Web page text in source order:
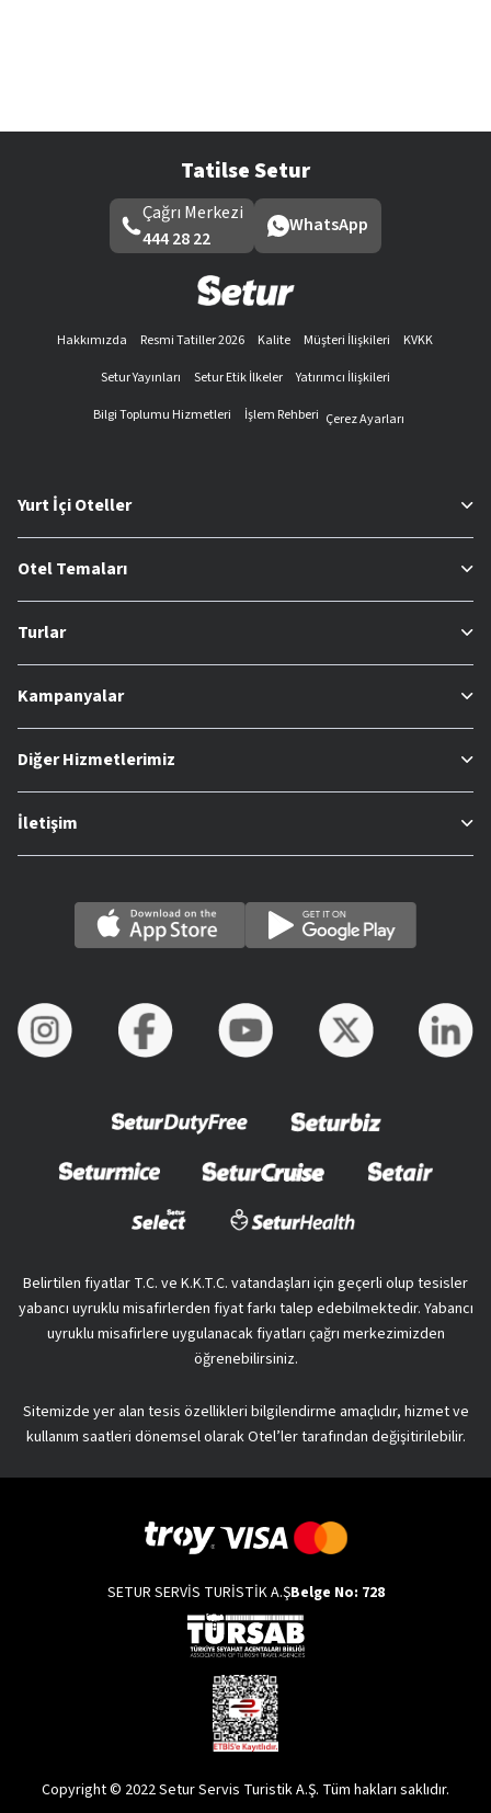
Tatilse Setur
Çağrı Merkezi
444 28 22
WhatsApp
Hakkımızda Resmi Tatiller 2026 Kalite Müşteri İlişkileri
KVKK
Setur Yayınları
Setur Etik İlkeler
Yatırımcı İlişkileri
Bilgi Toplumu Hizmetleri
İşlem Rehberi Çerez Ayarları
Yurt İçi Oteller
Otel Temaları
Turlar
Kampanyalar
Diğer Hizmetlerimiz
İletişim
Belirtilen fiyatlar T.C. ve K.K.T.C. vatandaşları için geçerli olup tesisler
yabancı uyruklu misafirlerden fiyat farkı talep edebilmektedir. Yabancı
uyruklu misafirlere uygulanacak fiyatları çağrı merkezimizden
öğrenebilirsiniz.
Sitemizde yer alan tesis özellikleri bilgilendirme amaçlıdır, hizmet ve
kullanım saatleri dönemsel olarak Otel’ler tarafından değişitirilebilir.
SETUR SERVİS TURİSTİK A.ŞBelge No: 728
Copyright © 2022 Setur Servis Turistik A.Ş. Tüm hakları saklıdır.